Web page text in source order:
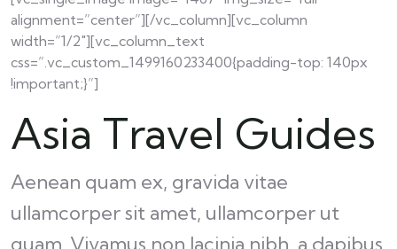
alignment=”center”][/vc_column][vc_column
width=”1/2″][vc_column_text
css=”.vc_custom_1499160233400{padding-top: 140px
!important;}”]
Asia Travel Guides
Aenean quam ex, gravida vitae
ullamcorper sit amet, ullamcorper ut
quam. Vivamus non lacinia nibh, a dapibus